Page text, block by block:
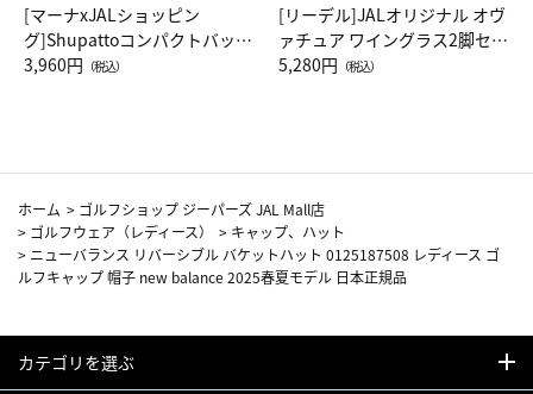
[マーナxJALショッピン
グ]Shupattoコンパクトバッグ
Drop JAL客室乗務員（LC）ス
3,960円 （税込）
[リーデル]JALオリジナル オヴ
ァチュア ワイングラス2脚セッ
ト（レッドワイン）
5,280円 （税込）
ホーム > ゴルフショップ ジーパーズ JAL Mall店
> ゴルフウェア（レディース） > キャップ、ハット
> ニューバランス リバーシブル バケットハット 0125187508 レディース ゴ
ルフキャップ 帽子 new balance 2025春夏モデル 日本正規品
カテゴリを選ぶ